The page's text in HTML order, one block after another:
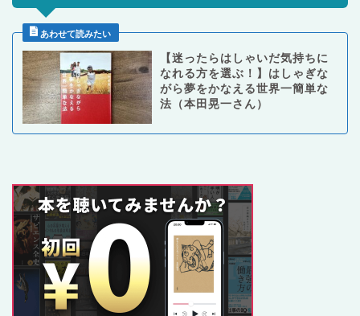
【迷ったらはしゃいだ気持ちに
なれる方を選ぶ！】はしゃぎな
がら夢をかなえる世界一簡単な
法（本田晃一さん）